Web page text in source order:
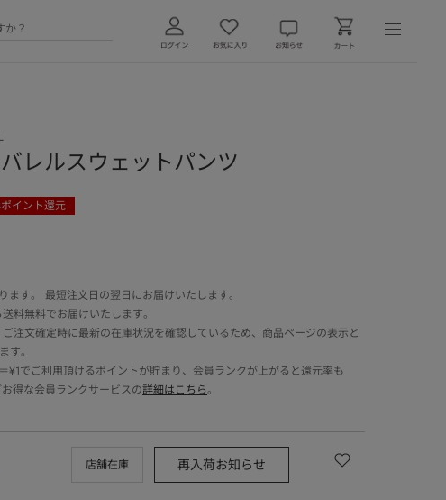
バレルスウェットパンツ
ポイント還元
す。 最短注文日の翌日にお届けいたします。
料無料でお届けいたします。
注文確定時に最新の在庫状況を確認しているため、商品ページの表示と
す。
¥1でご利用頂けるポイントが貯まり、会員ランクが上がると還元率も
得な会員ランクサービスの詳細はこちら。
店舗在庫 再入荷お知らせ